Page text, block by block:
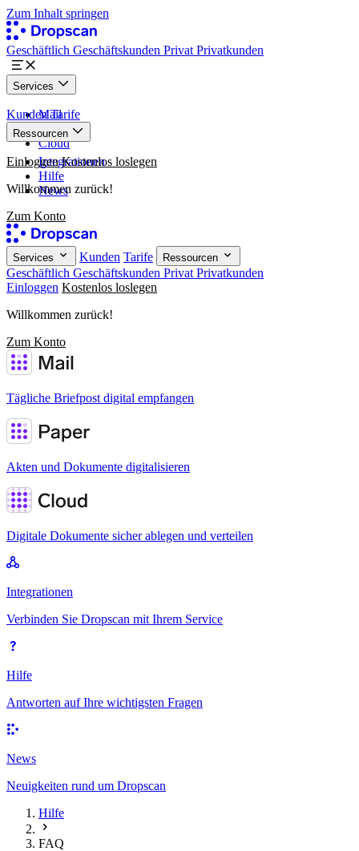
Zum Inhalt springen
Geschäftlich Geschäftskunden Privat Privatkunden
Services
Mail
Paper
Cloud
Kunden Tarife
Ressourcen
Integrationen
Hilfe
News
Einloggen Kostenlos loslegen
Willkommen zurück!
Zum Konto
Services Kunden Tarife Ressourcen
Geschäftlich Geschäftskunden Privat Privatkunden
Einloggen Kostenlos loslegen
Willkommen zurück!
Zum Konto
Tägliche Briefpost digital empfangen
Akten und Dokumente digitalisieren
Digitale Dokumente sicher ablegen und verteilen
Integrationen
Verbinden Sie Dropscan mit Ihrem Service
Hilfe
Antworten auf Ihre wichtigsten Fragen
News
Neuigkeiten rund um Dropscan
Hilfe
FAQ